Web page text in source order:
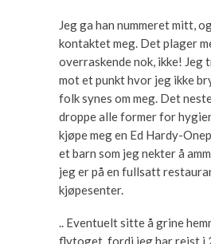
Jeg ga han nummeret mitt,
kontaktet meg. Det plager
overraskende nok, ikke! Jeg
mot et punkt hvor jeg ikke
folk synes om meg. Det
droppe alle former for
kjøpe meg en Ed Hardy-
et barn som jeg nekter å
jeg er på en fullsatt
kjøpesenter.
.. Eventuelt sitte å grine
flytoget, fordi jeg har reist i